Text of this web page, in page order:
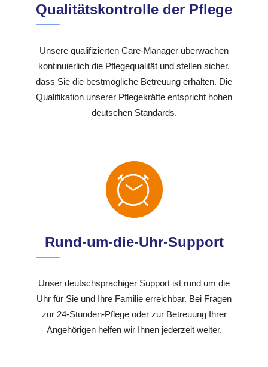
Qualitätskontrolle der Pflege
Unsere qualifizierten Care-Manager überwachen
kontinuierlich die Pflegequalität und stellen sicher,
dass Sie die bestmögliche Betreuung erhalten. Die
Qualifikation unserer Pflegekräfte entspricht hohen
deutschen Standards.
Rund-um-die-Uhr-Support
Unser deutschsprachiger Support ist rund um die
Uhr für Sie und Ihre Familie erreichbar. Bei Fragen
zur 24-Stunden-Pflege oder zur Betreuung Ihrer
Angehörigen helfen wir Ihnen jederzeit weiter.